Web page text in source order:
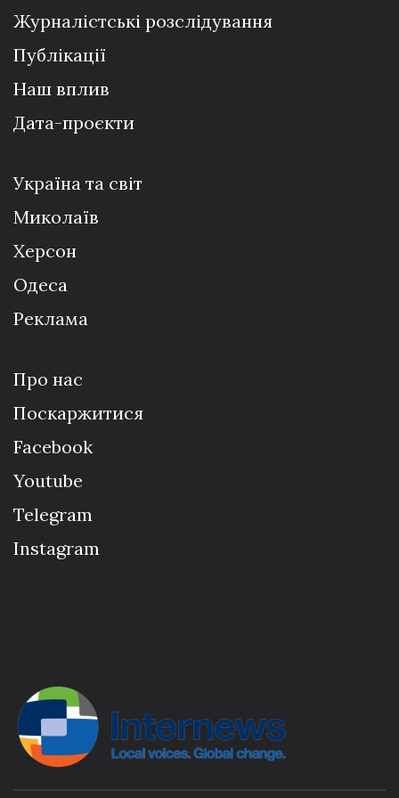
Журналістські розслідування
Публікації
Наш вплив
Дата-проєкти
Україна та світ
Миколаїв
Херсон
Одеса
Реклама
Про нас
Поскаржитися
Facebook
Youtube
Telegram
Instagram